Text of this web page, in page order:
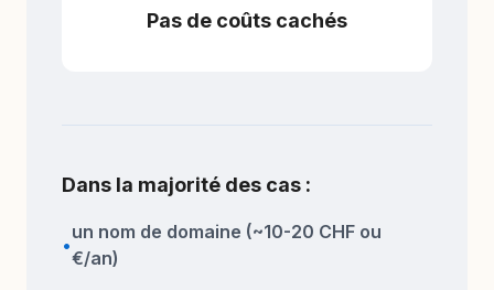
Pas de coûts cachés
Dans la majorité des cas :
•
un nom de domaine (~10-20 CHF ou
€/an)